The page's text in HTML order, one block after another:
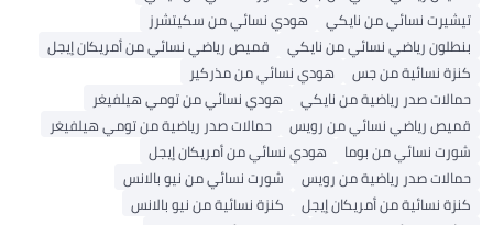
نسائي من نايكي
هودي نسائي من سكيتشرز
رياضي نسائي من نايكي
قميص رياضي نسائي من أمريكان إيجل
من جس
هودي نسائي من مذركير
صدر رياضية من نايكي
هودي نسائي من تومي هيلفيغر
رياضي نسائي من رويس
حمالات صدر رياضية من تومي هيلفيغر
من بوما
هودي نسائي من أمريكان إيجل
صدر رياضية من رويس
شورت نسائي من نيو بالانس
من أمريكان إيجل
كنزة نسائية من نيو بالانس